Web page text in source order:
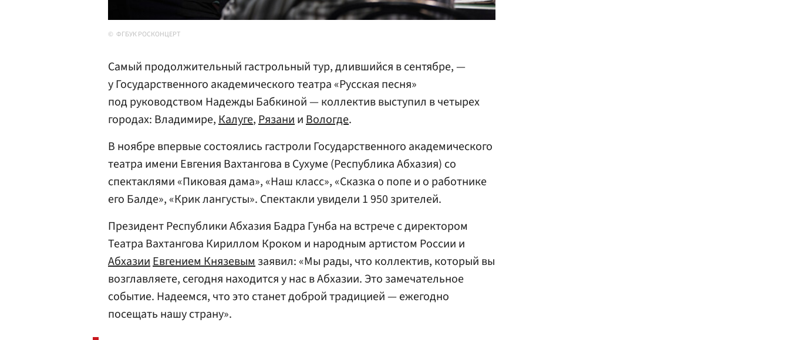
ФГБУК РОСКОНЦЕРТ
Самый продолжительный гастрольный тур, длившийся в сентябре, —
у Государственного академического театра «Русская песня»
под руководством Надежды Бабкиной — коллектив выступил в четырех
городах: Владимире,Калуге,РязанииВологде.
В ноябре впервые состоялись гастроли Государственного академического
театра имени Евгения Вахтангова в Сухуме (Республика Абхазия) со
спектаклями «Пиковая дама», «Наш класс», «Сказка о попе и о работнике
его Балде», «Крик лангусты». Спектакли увидели 1 950 зрителей.
Президент Республики Абхазия Бадра Гунба на встрече с директором
Театра Вахтангова Кириллом Кроком и народным артистом России и
АбхазииЕвгением Князевымзаявил: «Мы рады, что коллектив, который вы
возглавляете, сегодня находится у нас в Абхазии. Это замечательное
событие. Надеемся, что это станет доброй традицией — ежегодно
посещать нашу страну».